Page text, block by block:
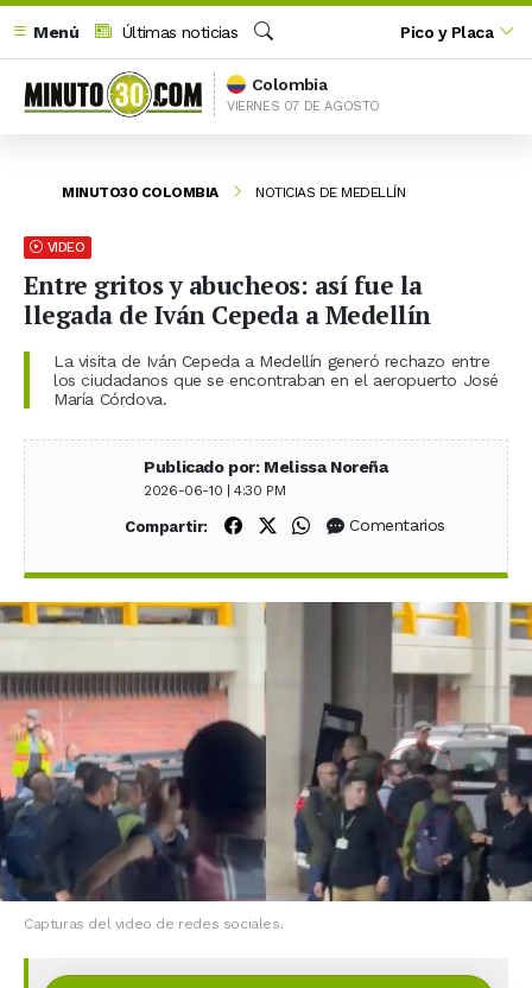
Menú
Últimas noticias
Buscar
Pico y Placa
Colombia
VIERNES 07 DE AGOSTO
MINUTO30 COLOMBIA NOTICIAS DE MEDELLÍN
VIDEO
Entre gritos y abucheos: así fue la
llegada de Iván Cepeda a Medellín
La visita de Iván Cepeda a Medellín generó rechazo entre
los ciudadanos que se encontraban en el aeropuerto José
María Córdova.
Publicado por: Melissa Noreña
2026-06-10 | 4:30 PM
Compartir: Compartir en Facebook
Compartir en X (Twitter)
Compartir en WhatsApp
Comentarios
Capturas del video de redes sociales.